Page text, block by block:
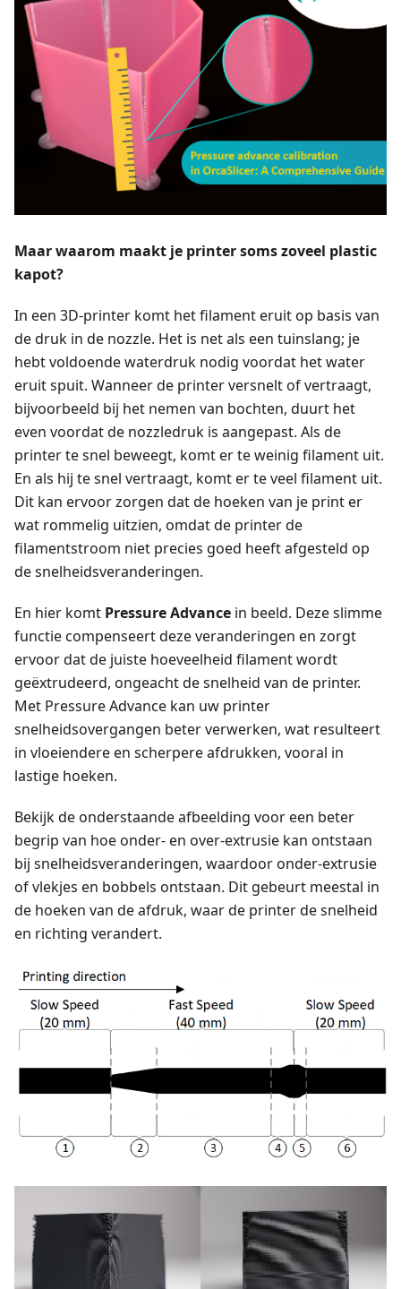
Maar waarom maakt je printer soms zoveel plastic
kapot?
In een 3D-printer komt het filament eruit op basis van
de druk in de nozzle. Het is net als een tuinslang; je
hebt voldoende waterdruk nodig voordat het water
eruit spuit. Wanneer de printer versnelt of vertraagt,
bijvoorbeeld bij het nemen van bochten, duurt het
even voordat de nozzledruk is aangepast. Als de
printer te snel beweegt, komt er te weinig filament uit.
En als hij te snel vertraagt, komt er te veel filament uit.
Dit kan ervoor zorgen dat de hoeken van je print er
wat rommelig uitzien, omdat de printer de
filamentstroom niet precies goed heeft afgesteld op
de snelheidsveranderingen.
En hier komt Pressure Advance in beeld. Deze slimme
functie compenseert deze veranderingen en zorgt
ervoor dat de juiste hoeveelheid filament wordt
geëxtrudeerd, ongeacht de snelheid van de printer.
Met Pressure Advance kan uw printer
snelheidsovergangen beter verwerken, wat resulteert
in vloeiendere en scherpere afdrukken, vooral in
lastige hoeken.
Bekijk de onderstaande afbeelding voor een beter
begrip van hoe onder- en over-extrusie kan ontstaan
bij snelheidsveranderingen, waardoor onder-extrusie
of vlekjes en bobbels ontstaan. Dit gebeurt meestal in
de hoeken van de afdruk, waar de printer de snelheid
en richting verandert.